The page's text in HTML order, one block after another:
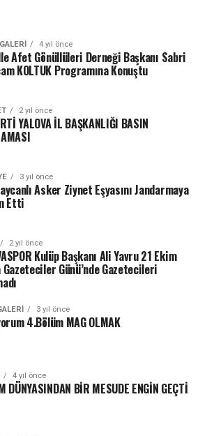
4 yıl önce
Afet Gönüllüleri Derneği Başkanı Sabri
KOLTUK Programına Konuştu
2 yıl önce
YALOVA İL BAŞKANLIĞI BASIN
3 yıl önce
Asker Ziynet Eşyasını Jandarmaya
Etti
2 yıl önce
Kulüp Başkanı Ali Yavru 21 Ekim
Gazeteciler Günü’nde Gazetecileri
3 yıl önce
4.Bölüm MAG OLMAK
4 yıl önce
DÜNYASINDAN BİR MESUDE ENGİN GEÇTİ